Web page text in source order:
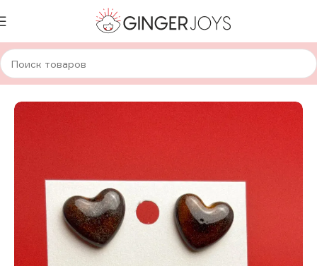
Главная Украшения Серьги Керамические серьги